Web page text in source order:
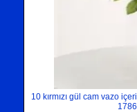
10 kırmızı gül cam vazo